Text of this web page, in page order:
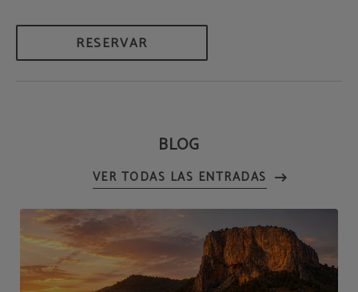
RESERVAR
BLOG
VER TODAS LAS ENTRADAS